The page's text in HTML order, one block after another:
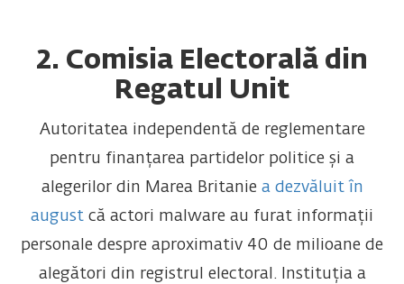
2. Comisia Electorală din
Regatul Unit
Autoritatea independentă de reglementare
pentru finanțarea partidelor politice și a
alegerilor din Marea Britanie a dezvăluit în
august că actori malware au furat informații
personale despre aproximativ 40 de milioane de
alegători din registrul electoral. Instituția a